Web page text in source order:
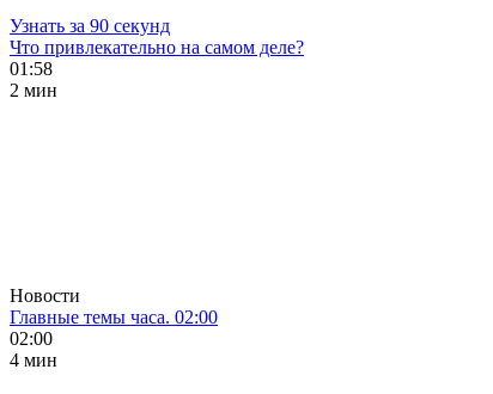
Узнать за 90 секунд
Что привлекательно на самом деле?
01:58
2 мин
Новости
Главные темы часа. 02:00
02:00
4 мин